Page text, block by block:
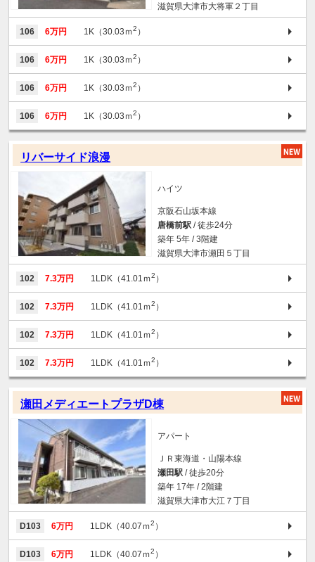
滋賀県大津市大将軍２丁目
106 6万円 1K（30.03ｍ2 ）
106 6万円 1K（30.03ｍ2 ）
106 6万円 1K（30.03ｍ2 ）
106 6万円 1K（30.03ｍ2 ）
リバーサイド浪漫
ハイツ
京阪石山坂本線
唐橋前駅 / 徒歩24分
築年 5年 / 3階建
滋賀県大津市瀬田５丁目
102 7.3万円 1LDK（41.01ｍ2 ）
102 7.3万円 1LDK（41.01ｍ2 ）
102 7.3万円 1LDK（41.01ｍ2 ）
102 7.3万円 1LDK（41.01ｍ2 ）
瀬田メディエートプラザD棟
アパート
ＪＲ東海道・山陽本線
瀬田駅 / 徒歩20分
築年 17年 / 2階建
滋賀県大津市大江７丁目
D103 6万円 1LDK（40.07ｍ2 ）
D103 6万円 1LDK（40.07ｍ2 ）